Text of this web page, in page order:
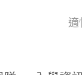
適